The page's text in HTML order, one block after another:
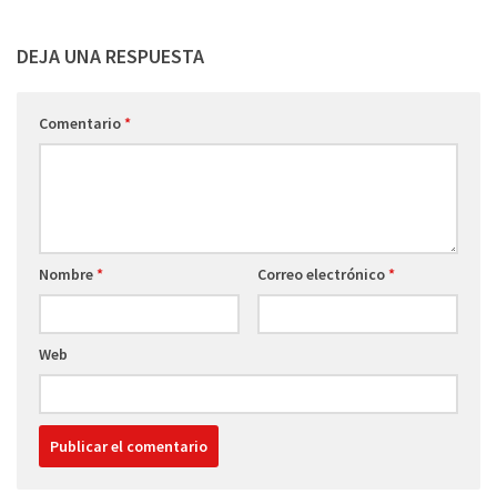
DEJA UNA RESPUESTA
Comentario*
Nombre* Correo electrónico*
Web